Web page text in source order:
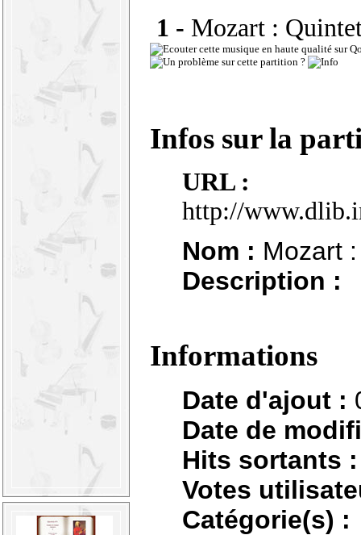
1 - Mozart :
Infos sur la
URL :
http://
Nom : Mozart
Description :
Informations
Date d'ajout :
Date de
Hits sortants :
Votes
Catégorie(s) :